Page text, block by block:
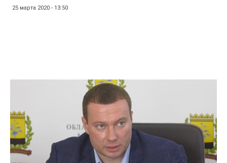
25 марта 2020 - 13:50